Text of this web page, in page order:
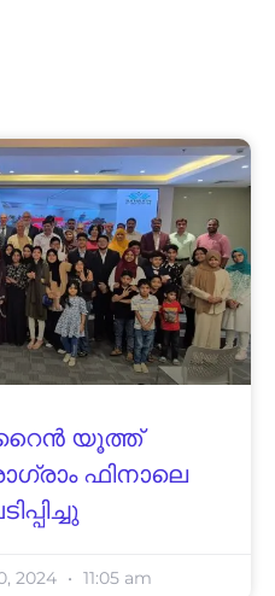
യൂത്ത്
ഫിനാലെ
2024 11:05 am